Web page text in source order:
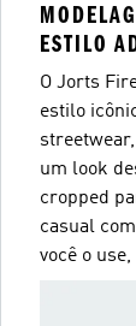
ESTILO
O Jorts
estilo
um look
cropped
casual
você o